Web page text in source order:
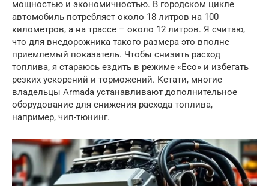
мощностью и экономичностью. В городском цикле
автомобиль потребляет около 18 литров на 100
километров, а на трассе – около 12 литров. Я считаю,
что для внедорожника такого размера это вполне
приемлемый показатель. Чтобы снизить расход
топлива, я стараюсь ездить в режиме «Eco» и избегать
резких ускорений и торможений. Кстати, многие
владельцы Armada устанавливают дополнительное
оборудование для снижения расхода топлива,
например, чип-тюнинг.